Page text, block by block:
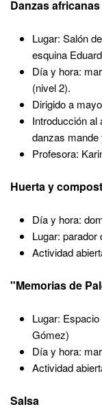
Danzas africanas
Lugar: Salón
esquina
Día y hora:
(nivel 2).
Dirigido a
Introducción al
danzas
Profesora:
Huerta y
Día y hora:
Lugar: parador
Actividad
"Memorias de
Lugar:
Gómez)
Día y hora:
Actividad
Salsa